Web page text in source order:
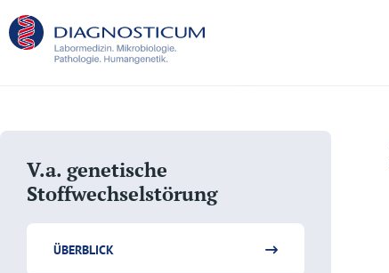
V.a. genetische
Stoffwechselstörung
ÜBERBLICK